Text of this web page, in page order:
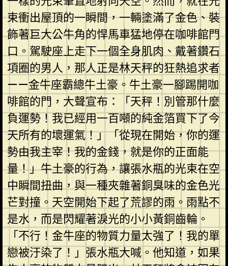
束衝出屋頂的一瞬間，一輛塗滿了金色、裝
飾著巨大公牛角的悍馬車猛地停在咖啡館門
口。駕駛座上走下一個全身肌肉、戴著鑽石
項圈的男人，那人正是林天秤的狂熱追求者
——金牛座霸總牛土豪。牛土豪一腳踢開咖
啡館的門，大聲宣布：「天秤！別管那什麼
負運勢！我已經用一百噸的純金箔買下了今
天所有的壞運氣！」「從現在開始，你的運
勢由我主宰！我的金錢，就是你的正面能
量！」牛土豪的行為，讓張水瓶的光束在空
中瞬間扭曲，與一種夾雜著銅臭味的金色光
芒對撞。天空開始下起了荒謬的雨。雨點不
是水，而是閃耀著淚光的小小黃銅齒輪。
「不行！金牛座的物質力量太強了！我的單
戀被汙染了！」張水瓶大喊。他知道，如果